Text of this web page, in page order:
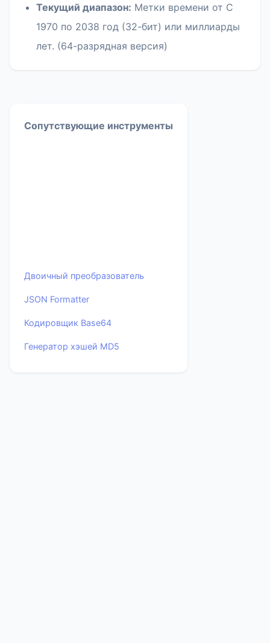
Текущий диапазон: Метки времени от С
1970 по 2038 год (32-бит) или миллиарды
лет. (64-разрядная версия)
Сопутствующие инструменты
Двоичный преобразователь
JSON Formatter
Кодировщик Base64
Генератор хэшей MD5